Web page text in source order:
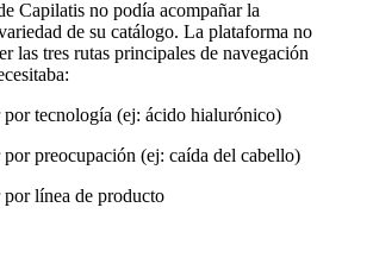
Capilatis no podía acompañar la
de su catálogo. La plataforma no
las tres rutas principales de navegación
tecnología (ej: ácido hialurónico)
preocupación (ej: caída del cabello)
línea de producto